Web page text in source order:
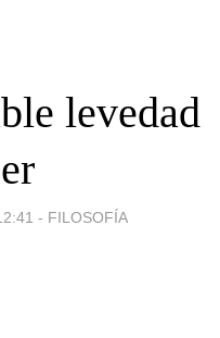
levedad
- FILOSOFÍA